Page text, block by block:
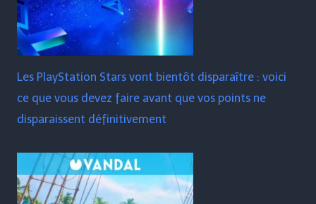
Les PlayStation Stars vont bientôt disparaître : voici
ce que vous devez faire avant que vos points ne
disparaissent définitivement